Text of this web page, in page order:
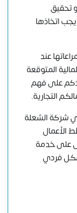
تحقيق
اتخاذها
عند
المتوقعة
على فهم
التجارية.
شركة الشعلة
الأعمال
على خدمة
فردي